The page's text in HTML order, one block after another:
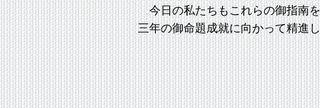
今日の私たちもこれらの御指南
三年の御命題成就に向かって精進